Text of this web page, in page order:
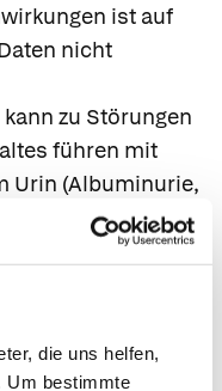
die uns helfen,
Um bestimmte
ist auf
nicht
zu Störungen
führen mit
Urin (Albuminurie,
Verfärbung der
coli)
können zu
des